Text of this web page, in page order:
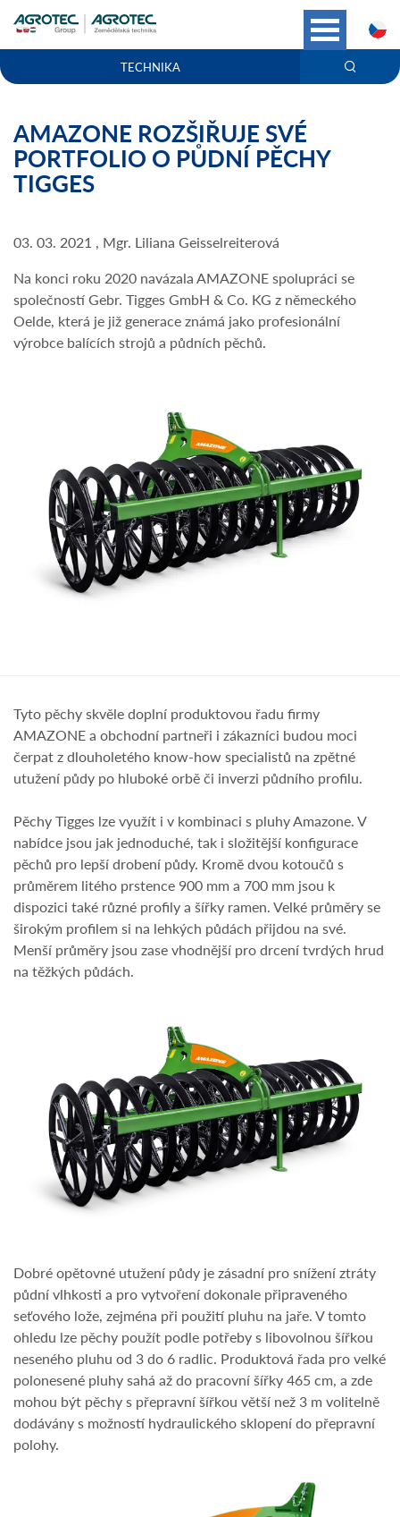
TECHNIKA
AMAZONE ROZŠIŘUJE SVÉ
PORTFOLIO O PŮDNÍ PĚCHY
TIGGES
03. 03. 2021 , Mgr. Liliana Geisselreiterová
Na konci roku 2020 navázala AMAZONE spolupráci se
společností Gebr. Tigges GmbH & Co. KG z německého
Oelde, která je již generace známá jako profesionální
výrobce balících strojů a půdních pěchů.
Tyto pěchy skvěle doplní produktovou řadu firmy
AMAZONE a obchodní partneři i zákazníci budou moci
čerpat z dlouholetého know-how specialistů na zpětné
utužení půdy po hluboké orbě či inverzi půdního profilu.
Pěchy Tigges lze využít i v kombinaci s pluhy Amazone. V
nabídce jsou jak jednoduché, tak i složitější konfigurace
pěchů pro lepší drobení půdy. Kromě dvou kotoučů s
průměrem litého prstence 900 mm a 700 mm jsou k
dispozici také různé profily a šířky ramen. Velké průměry se
širokým profilem si na lehkých půdách přijdou na své.
Menší průměry jsou zase vhodnější pro drcení tvrdých hrud
na těžkých půdách.
Dobré opětovné utužení půdy je zásadní pro snížení ztráty
půdní vlhkosti a pro vytvoření dokonale připraveného
seťového lože, zejména při použití pluhu na jaře. V tomto
ohledu lze pěchy použít podle potřeby s libovolnou šířkou
neseného pluhu od 3 do 6 radlic. Produktová řada pro velké
polonesené pluhy sahá až do pracovní šířky 465 cm, a zde
mohou být pěchy s přepravní šířkou větší než 3 m volitelně
dodávány s možností hydraulického sklopení do přepravní
polohy.